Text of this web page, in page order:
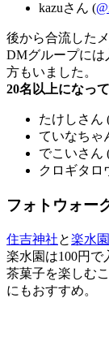
kazuさん (
後から合流したメ
DMグループには
方もいました。
20名以上になっ
たけしさん
ていなちゃ
でこいさん
クロギタロ
フォトウォー
住吉神社と楽水園
楽水園は100円で
茶菓子を楽しむ
にもおすすめ。